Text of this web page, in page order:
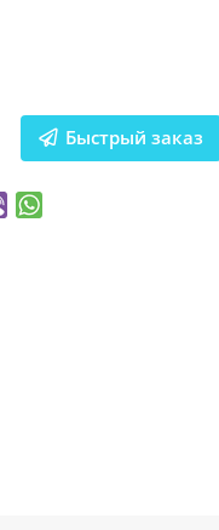
Быстрый заказ